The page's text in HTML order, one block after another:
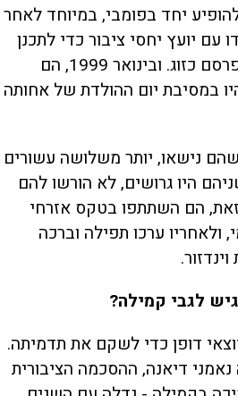
יחד בפומבי, במיוחד לאחר
יועץ יחסי ציבור כדי לתכנן
רגע מתוזמן מתאים להתפרסם כזוג. ובינואר 1999, הם
במסיבת יום ההולדת של אחותה
נישאו, יותר משלושה עשורים
היו גרושים, לא הורשו להם
הם השתתפו בטקס אזרחי
ערכו תפילה וברכה
לגבי קמילה?
דופן כדי לשקם את תדמיתה.
דיאנה, ההסכמה הציבורית